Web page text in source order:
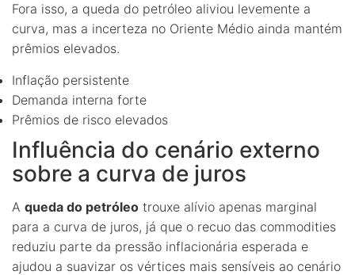
Fora isso, a queda do petróleo aliviou levemente a
curva, mas a incerteza no Oriente Médio ainda mantém
prêmios elevados.
Inflação persistente
Demanda interna forte
Prêmios de risco elevados
Influência do cenário externo
sobre a curva de juros
A queda do petróleo trouxe alívio apenas marginal
para a curva de juros, já que o recuo das commodities
reduziu parte da pressão inflacionária esperada e
ajudou a suavizar os vértices mais sensíveis ao cenário